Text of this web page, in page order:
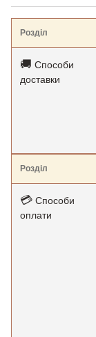
Розділ
🚚 Способи
доставки
Розділ
💳 Способи
оплати